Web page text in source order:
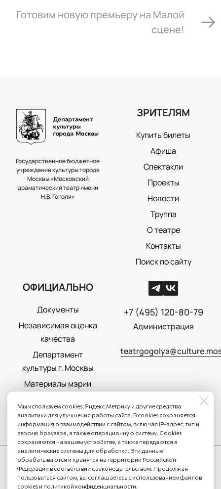
Готовим новую премьеру на Малой
сцене!
Государственное бюджетное
учреждение культуры города
Москвы «Московский
драматический театр имени
Н.В. Гоголя»
ЗРИТЕЛЯМ
Купить билеты
Афиша
Спектакли
Проекты
Новости
Труппа
О театре
Контакты
Поиск по сайту
ОФИЦИАЛЬНО
Документы
Независимая оценка
качества
Департамент
культуры г. Москвы
Материалы мэрии
Политика
конфиденциальности
+7 (495) 120-80-79
Администрация
Мы используем cookies, Яндекс.Метрику и другие средства
аналитики для улучшения работы сайта. В cookies сохраняется
информация о взаимодействии с сайтом, включая IP-адрес, тип и
версию браузера, а также операционную систему. Cookies
сохраняются на вашем устройстве, а также передаются в
аналитические системы для обработки. Эти данные
обрабатываются и хранятся на территории Российской
Федерации в соответствии с законодательством. Продолжая
пользоваться сайтом, вы соглашаетесь с использованием файлов
cookies и политикой конфиденциальности